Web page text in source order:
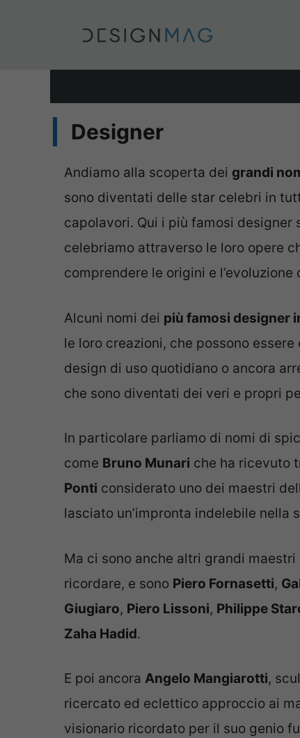
Designer
Andiamo alla scoperta dei grandi
sono diventati delle star celebri in
capolavori. Qui i più famosi designer
celebriamo attraverso le loro opere
comprendere le origini e l’evoluzione
Alcuni nomi dei più famosi designer
le loro creazioni, che possono
design di uso quotidiano o ancora
che sono diventati dei veri e propri
In particolare parliamo di nomi di
come Bruno Munari che ha ricevuto
Ponti considerato uno dei maestri
lasciato un’impronta indelebile nella
Ma ci sono anche altri grandi
ricordare, e sono Piero Fornasetti,
Giugiaro, Piero Lissoni, Philippe
Zaha Hadid.
E poi ancora Angelo Mangiarotti,
ricercato ed eclettico approccio ai
visionario ricordato per il suo genio